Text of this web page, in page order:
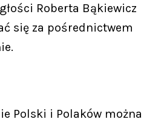
Roberta Bąkiewicz
się za pośrednictwem
Polski i Polaków można